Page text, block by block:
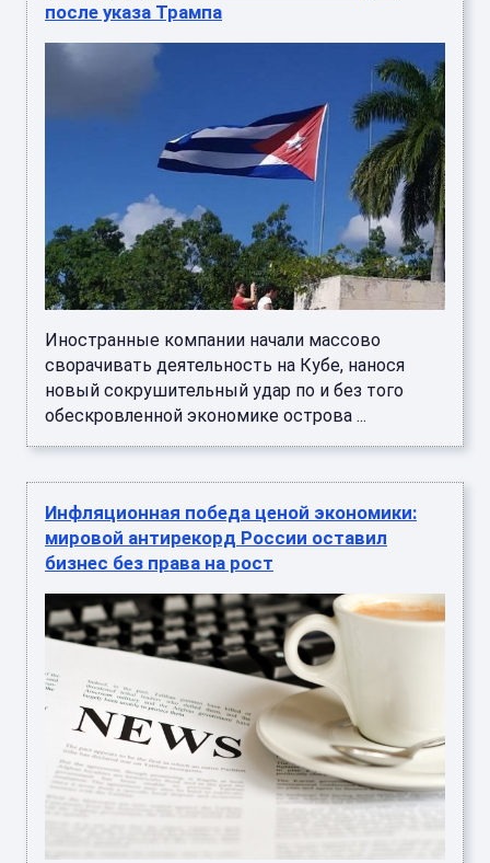
после указа Трампа
Иностранные компании начали массово
сворачивать деятельность на Кубе, нанося
новый сокрушительный удар по и без того
обескровленной экономике острова ...
Инфляционная победа ценой экономики:
мировой антирекорд России оставил
бизнес без права на рост